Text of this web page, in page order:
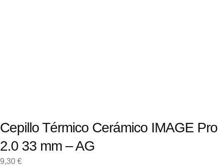
Cepillo Térmico Cerámico IMAGE Pro
2.0 33 mm – AG
9,30 €